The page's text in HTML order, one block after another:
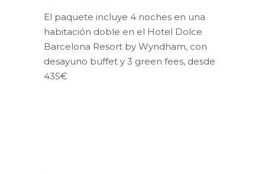
El paquete incluye 4 noches en una
habitación doble en el Hotel Dolce
Barcelona Resort by Wyndham, con
desayuno buffet y 3 green fees, desde
435€